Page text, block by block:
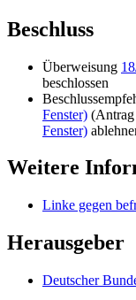
Beschluss
Überweisung
beschlossen
Fenster) (Antrag
Fenster)
Weitere
Linke gegen
Herausgeber
Deutscher